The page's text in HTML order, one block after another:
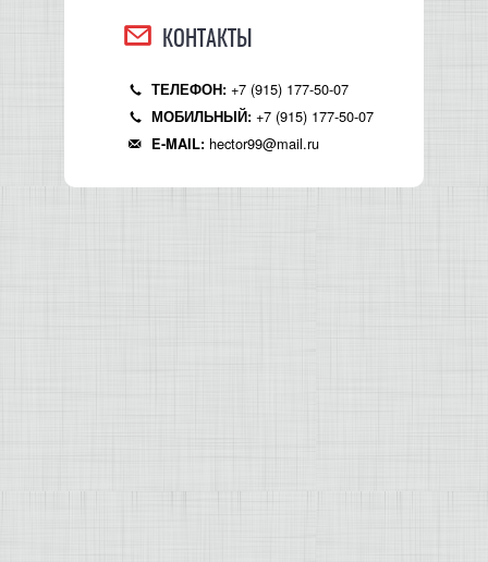
КОНТАКТЫ
ТЕЛЕФОН: +7 (915) 177-50-07
МОБИЛЬНЫЙ: +7 (915) 177-50-07
E-MAIL: hector99@mail.ru